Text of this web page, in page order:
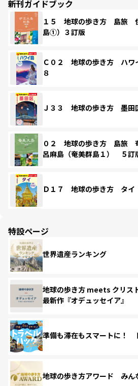
新刊ガイドブック
１５ 地球の歩き方 島旅
島①）３訂版
Ｃ０２ 地球の歩き方 ハワ
８
Ｊ３３ 地球の歩き方 墨田
０２ 地球の歩き方 島旅
呂麻島（奄美群島１） ５訂
Ｄ１７ 地球の歩き方 タイ
特設ページ
世界遺産ランキング
地球の歩き方 meets クリス
最新作『オデュッセイア』
準備も滞在もスマートに！
地球の歩き方アワード みん